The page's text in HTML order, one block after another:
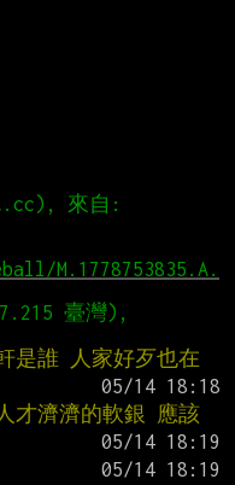
來自:
M.1778753835.A.
臺灣),
是誰 人家好歹也在
才濟濟的軟銀 應該